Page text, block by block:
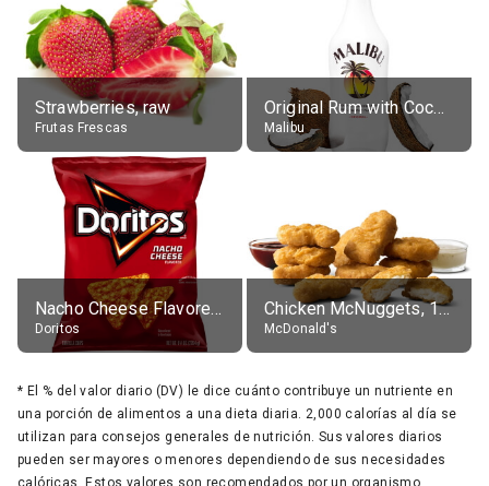
Strawberries, raw
Frutas Frescas
Original Rum with Coconut Flavour (21% alc.)
Malibu
Nacho Cheese Flavored Tortilla Chips
Doritos
Chicken McNuggets, 10 pieces, without sauce
McDonald's
* El % del valor diario (DV) le dice cuánto contribuye un nutriente en
una porción de alimentos a una dieta diaria. 2,000 calorías al día se
utilizan para consejos generales de nutrición. Sus valores diarios
pueden ser mayores o menores dependiendo de sus necesidades
calóricas. Estos valores son recomendados por un organismo